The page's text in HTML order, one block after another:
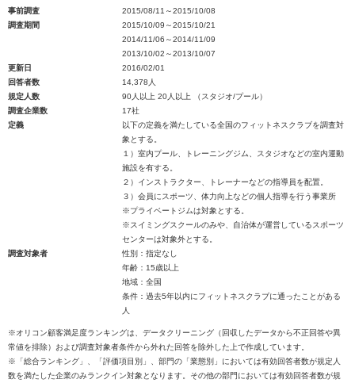
事前調査
2015/08/11～2015/10/08
調査期間
2015/10/09～2015/10/21
2014/11/06～2014/11/09
2013/10/02～2013/10/07
更新日
2016/02/01
回答者数
14,378人
規定人数
90人以上 20人以上 （スタジオ/プール）
調査企業数
17社
定義
以下の定義を満たしている全国のフィットネスクラブを調査対
象とする。
１）室内プール、トレーニングジム、スタジオなどの室内運動
施設を有する。
２）インストラクター、トレーナーなどの指導員を配置。
３）会員にスポーツ、体力向上などの個人指導を行う事業所
※プライベートジムは対象とする。
※スイミングスクールのみや、自治体が運営しているスポーツ
センターは対象外とする。
調査対象者
性別：指定なし
年齢：15歳以上
地域：全国
条件：過去5年以内にフィットネスクラブに通ったことがある
人
※オリコン顧客満足度ランキングは、データクリーニング（回収したデータから不正回答や異
常値を排除）および調査対象者条件から外れた回答を除外した上で作成しています。
※「総合ランキング」、「評価項目別」、部門の「業態別」においては有効回答者数が規定人
数を満たした企業のみランクイン対象となります。その他の部門においては有効回答者数が規